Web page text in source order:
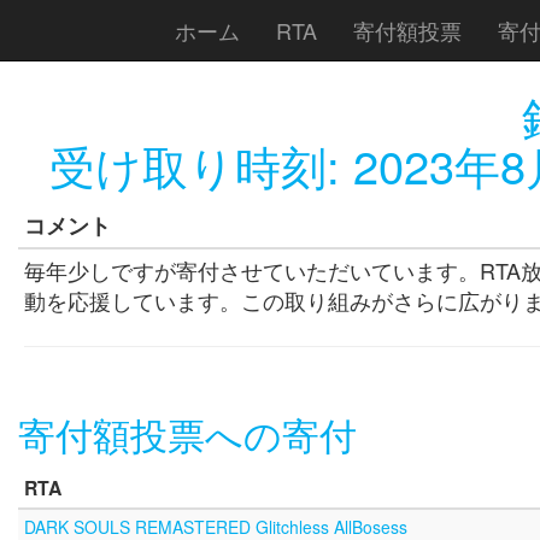
ホーム RTA 寄付額投票 寄
受け取り時刻: 2023年
コメント
毎年少しですが寄付させていただいています。RTA
動を応援しています。この取り組みがさらに広がり
寄付額投票への寄付
RTA
DARK SOULS REMASTERED Glitchless AllBosess